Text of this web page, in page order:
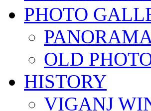
PHOTO
OLD
HISTORY
VIGANJ